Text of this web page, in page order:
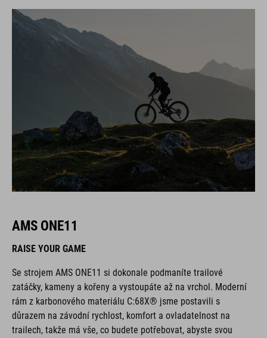
AMS ONE11
RAISE YOUR GAME
Se strojem AMS ONE11 si dokonale podmaníte trailové
zatáčky, kameny a kořeny a vystoupáte až na vrchol. Moderní
rám z karbonového materiálu C:68X® jsme postavili s
důrazem na závodní rychlost, komfort a ovladatelnost na
trailech, takže má vše, co budete potřebovat, abyste svou